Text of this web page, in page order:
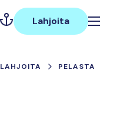
Lahjoita
LAHJOITA
PELASTA